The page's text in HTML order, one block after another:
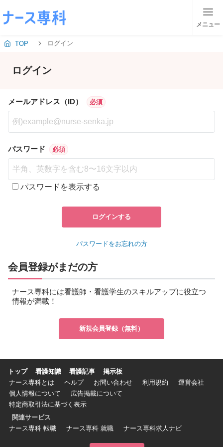
メニュー
TOP ログイン
ログイン
メールアドレス（ID） 必須
パスワード 必須
パスワードを表示する
ログインする
パスワードをお忘れの方
会員登録がまだの方
ナース専科には看護師・看護学生のスキルアップに役立つ
情報が満載！
新規会員登録（無料）
トップ 看護知識 看護記事
掲示板
ナース専科とは
ヘルプ お問い合わせ 利用規約
運営会社
個人情報について
広告掲載について
特定商取引法に基づく表示
関連サービス
ナース専科 転職
ナース専科 就職 ナース専科求人ナビ